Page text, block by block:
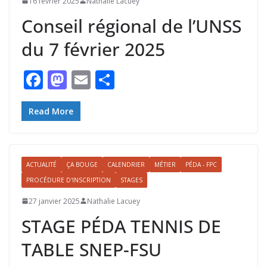
k
Conseil régional de l’UNSS
du 7 février 2025
F
ac
e
o
o
k
M
as
to
o
n
E
er
Read More
ACTUALITÉ ÇA BOUGE CALENDRIER MÉTIER
PÉDA - FPC
PROCÉDURE D'INSCRIPTION
STAGES
27 janvier 2025 Nathalie Lacuey
STAGE PÉDA TENNIS DE
TABLE SNEP-FSU